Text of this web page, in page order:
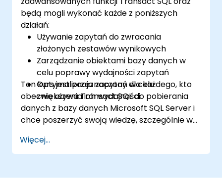
będą mogli wykonać każde z poniższych
działań:
Używanie zapytań do zwracania
złożonych zestawów wynikowych
Zarządzanie obiektami bazy danych w
celu poprawy wydajności zapytań
Optymalizacja zapytań w celu
zwiększenia ich wydajności
Ten kurs jest przeznaczony dla każdego, kto
obecnie używa Transact SQL do pobierania
danych z bazy danych Microsoft SQL Server i
chce poszerzyć swoją wiedzę, szczególnie w
szybkości zapytań.
Więcej...